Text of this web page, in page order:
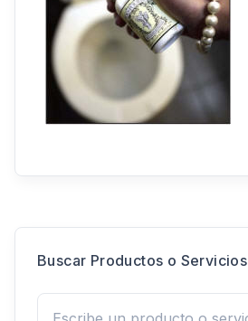
Buscar Productos o Servicios